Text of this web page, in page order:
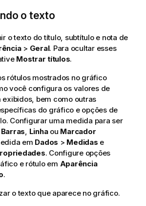
o texto
o texto do título, subtítulo e nota de
> Geral. Para ocultar esses
Mostrar títulos.
rótulos mostrados no gráfico
você configura os valores de
exibidos, bem como outras
do gráfico e opções de
Configurar uma medida para ser
Barras Linhaou Marcador
em Dados > Medidas e
. Configure opções
e rótulo em Aparência
.
o texto que aparece no gráfico.